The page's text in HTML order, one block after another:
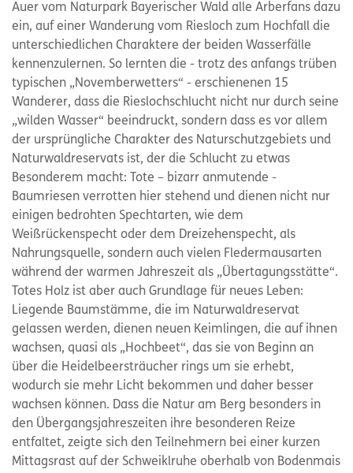
Auer vom Naturpark Bayerischer Wald alle Arberfans dazu
ein, auf einer Wanderung vom Riesloch zum Hochfall die
unterschiedlichen Charaktere der beiden Wasserfälle
kennenzulernen. So lernten die - trotz des anfangs trüben
typischen „Novemberwetters“ - erschienenen 15
Wanderer, dass die Rieslochschlucht nicht nur durch seine
„wilden Wasser“ beeindruckt, sondern dass es vor allem
der ursprüngliche Charakter des Naturschutzgebiets und
Naturwaldreservats ist, der die Schlucht zu etwas
Besonderem macht: Tote – bizarr anmutende -
Baumriesen verrotten hier stehend und dienen nicht nur
einigen bedrohten Spechtarten, wie dem
Weißrückenspecht oder dem Dreizehenspecht, als
Nahrungsquelle, sondern auch vielen Fledermausarten
während der warmen Jahreszeit als „Übertagungsstätte“.
Totes Holz ist aber auch Grundlage für neues Leben:
Liegende Baumstämme, die im Naturwaldreservat
gelassen werden, dienen neuen Keimlingen, die auf ihnen
wachsen, quasi als „Hochbeet“, das sie von Beginn an
über die Heidelbeersträucher rings um sie erhebt,
wodurch sie mehr Licht bekommen und daher besser
wachsen können. Dass die Natur am Berg besonders in
den Übergangsjahreszeiten ihre besonderen Reize
entfaltet, zeigte sich den Teilnehmern bei einer kurzen
Mittagsrast auf der Schweiklruhe oberhalb von Bodenmais